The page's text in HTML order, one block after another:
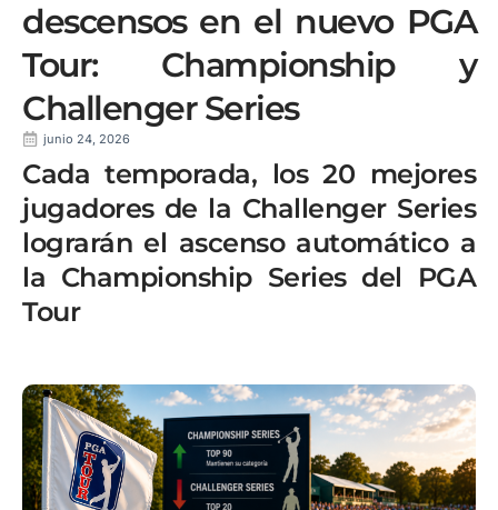
descensos en el nuevo PGA
Tour: Championship y
Challenger Series
junio 24, 2026
Cada temporada, los 20 mejores
jugadores de la Challenger Series
lograrán el ascenso automático a
la Championship Series del PGA
Tour